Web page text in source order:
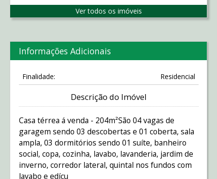
Ver todos os imóveis
Informações Adicionais
Finalidade: Residencial
Descrição do Imóvel
Casa térrea á venda - 204m²São 04 vagas de
garagem sendo 03 descobertas e 01 coberta, sala
ampla, 03 dormitórios sendo 01 suíte, banheiro
social, copa, cozinha, lavabo, lavanderia, jardim de
inverno, corredor lateral, quintal nos fundos com
lavabo e edícu